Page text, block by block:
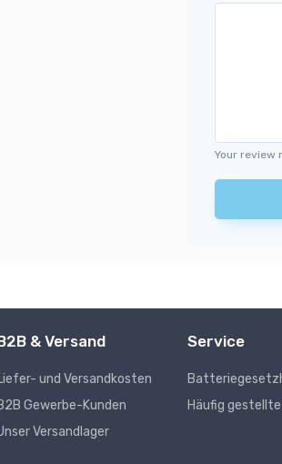
Your review
& Versand
und Versandkosten
Gewerbe-Kunden
Versandlager
Service
Häufig gestellte